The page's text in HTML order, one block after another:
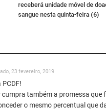
receberá unidade móvel de
sangue nesta quinta-feira (6)
23 fevereiro, 2019
também a promessa que
o mesmo percentual que